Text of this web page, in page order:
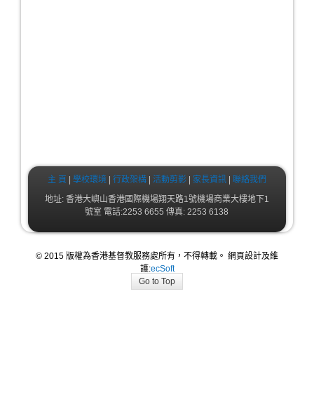
主 頁 學校環境| 行政架構| 活動剪影| 家長資訊| 聯絡我們
地址: 香港大嶼山香港國際機場翔天路1號機場商業大樓地下1
號室 電話:2253 6655 傳真: 2253 6138
© 2015 版權為香港基督教服務處所有，不得轉載。 網頁設計及維
護:ecSoft
Go to Top